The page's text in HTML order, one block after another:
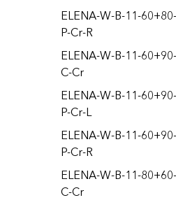
ELENA-W-B-11-60+80-
P-Cr-R
ELENA-W-B-11-60+90-
C-Cr
ELENA-W-B-11-60+90-
P-Cr-L
ELENA-W-B-11-60+90-
P-Cr-R
ELENA-W-B-11-80+60-
C-Cr